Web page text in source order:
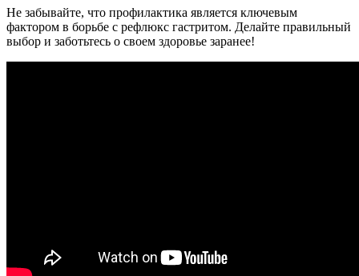
Не забывайте, что профилактика является ключевым
фактором в борьбе с рефлюкс гастритом. Делайте правильный
выбор и заботьтесь о своем здоровье заранее!